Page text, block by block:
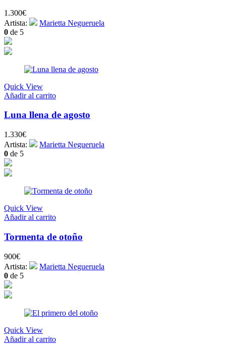
1.300€
Artista:
Marietta Negueruela
0 de 5
Quick View
Añadir al carrito
Luna llena de agosto
1.330€
Artista:
Marietta Negueruela
0 de 5
Quick View
Añadir al carrito
Tormenta de otoño
900€
Artista:
Marietta Negueruela
0 de 5
Quick View
Añadir al carrito